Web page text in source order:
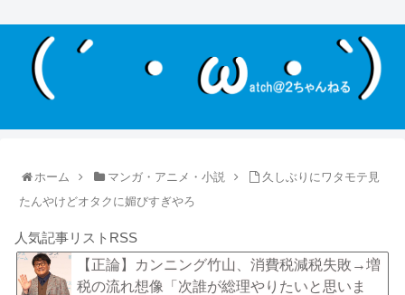
ホーム マンガ・アニメ・小説
久しぶりにワタモテ見
たんやけどオタクに媚びすぎやろ
人気記事リストRSS
【正論】カンニング竹山、消費税減税失敗→増
税の流れ想像「次誰が総理やりたいと思いま